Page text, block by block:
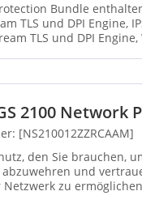
enthalten Network ProtectionWeb
TLS und DPI
2100 Network
[NS210012ZZRCAAM]
den Sie brauchen,
und
zu